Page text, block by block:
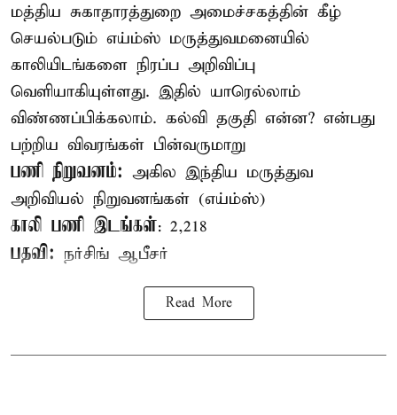
மத்திய சுகாதாரத்துறை அமைச்சகத்தின் கீழ்
செயல்படும் எய்ம்ஸ் மருத்துவமனையில்
காலியிடங்களை நிரப்ப அறிவிப்பு
வெளியாகியுள்ளது. இதில் யாரெல்லாம்
விண்ணப்பிக்கலாம். கல்வி தகுதி என்ன? என்பது
பற்றிய விவரங்கள் பின்வருமாறு
பணி நிறுவனம்: அகில இந்திய மருத்துவ
அறிவியல் நிறுவனங்கள் (எய்ம்ஸ்)
காலி பணி இடங்கள்: 2,218
பதவி: நர்சிங் ஆபீசர்
Read More